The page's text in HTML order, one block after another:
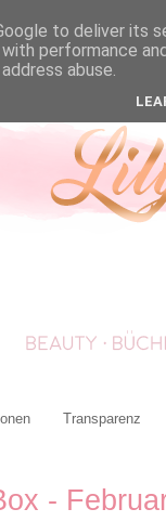
Transparenz
-
to deliver its
performance
abuse.